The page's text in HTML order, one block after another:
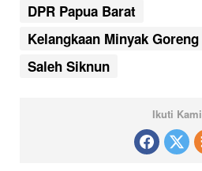
DPR Papua Barat
Kelangkaan Minyak Goreng
Saleh Siknun
Ikuti Kami